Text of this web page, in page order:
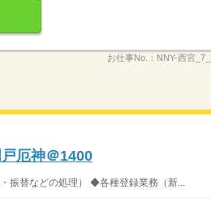
お仕事No.： NNY-西宮
厄神＠1400
振替などの処理） ◆各種登録業務（新...